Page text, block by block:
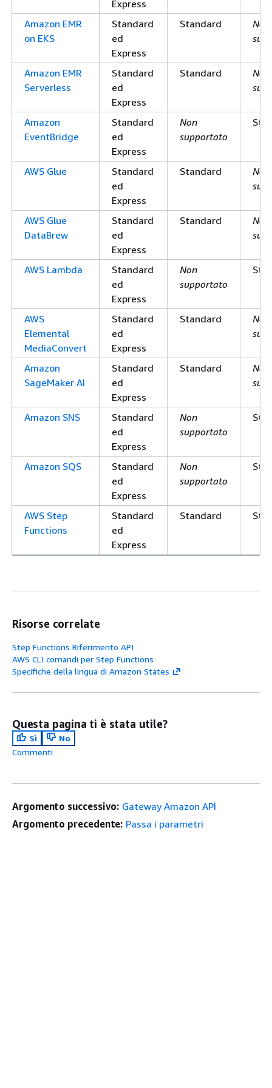
Express
Amazon EMR
on EKS
Standard
ed
Express
Standard
Non
Amazon EMR
Serverless
Standard
ed
Express
Standard
Non
Amazon
EventBridge
Standard
ed
Express
Non
supportato
AWS Glue
Standard
ed
Express
Standard
Non
AWS Glue
DataBrew
Standard
ed
Express
Standard
Non
AWS Lambda
Standard
ed
Express
Non
supportato
AWS
Elemental
MediaConvert
Standard
ed
Express
Standard
Non
Amazon
SageMaker AI
Standard
ed
Express
Standard
Non
Amazon SNS
Standard
ed
Express
Non
supportato
Amazon SQS
Standard
ed
Express
Non
supportato
AWS Step
Functions
Standard
ed
Express
Standard
Risorse correlate
Step Functions Riferimento API
AWS CLI comandi per Step Functions
Specifiche della lingua di Amazon States
Questa pagina ti è stata utile?
Sì
No
Commenti
Argomento successivo: Gateway Amazon API
Argomento precedente: Passa i parametri